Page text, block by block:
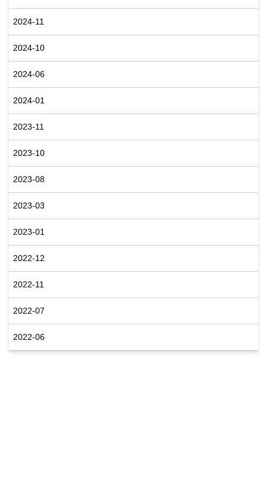
2024-11
2024-10
2024-06
2024-01
2023-11
2023-10
2023-08
2023-03
2023-01
2022-12
2022-11
2022-07
2022-06